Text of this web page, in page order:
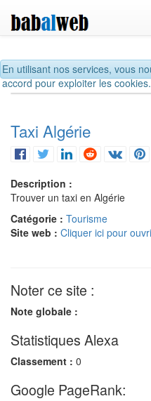
En utilisant nos services, vous
accord pour exploiter les
Taxi Algérie
Description :
Trouver un taxi en Algérie
Catégorie : Tourisme
Site web : Cliquer ici pour
Noter ce site :
Note globale :
Statistiques Alexa
Classement : 0
Google PageRank: